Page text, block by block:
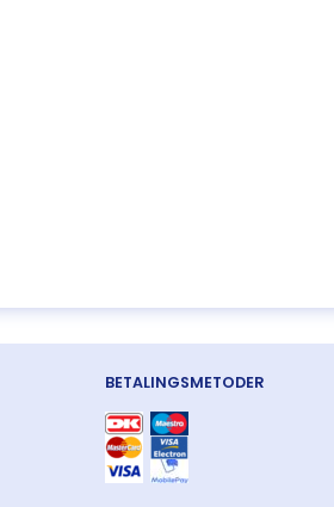
BETALINGSMETODER